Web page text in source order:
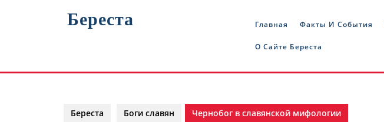
Береста Главная Факты И События
О Сайте Береста
Береста Боги славян Чернобог в славянской мифологии